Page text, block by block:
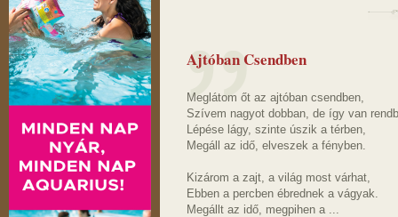
Ajtóban Csendben
Meglátom őt az ajtóban csendben,
Szívem nagyot dobban, de így van
Lépése lágy, szinte úszik a térben,
Megáll az idő, elveszek a fényben.
Kizárom a zajt, a világ most várhat,
Ebben a percben ébrednek a vágyak.
Megállt az idő, megpihen a ...